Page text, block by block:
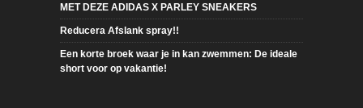
MET DEZE ADIDAS X PARLEY SNEAKERS
Reducera Afslank spray!!
Een korte broek waar je in kan zwemmen: De ideale
short voor op vakantie!